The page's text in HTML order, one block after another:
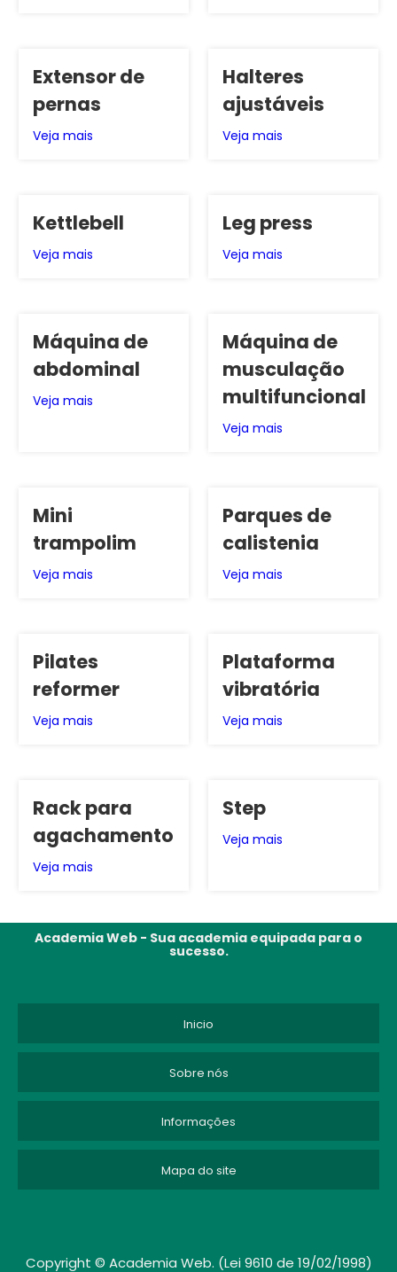
Extensor de
pernas
Veja mais
Halteres
ajustáveis
Veja mais
Kettlebell
Veja mais
Leg press
Veja mais
Máquina de
abdominal
Veja mais
Máquina de
musculação
multifuncional
Veja mais
Mini
trampolim
Veja mais
Parques de
calistenia
Veja mais
Pilates
reformer
Veja mais
Plataforma
vibratória
Veja mais
Rack para
agachamento
Veja mais
Step
Veja mais
Academia Web - Sua academia equipada para o
sucesso.
Inicio
Sobre nós
Informações
Mapa do site
Copyright © Academia Web. (Lei 9610 de 19/02/1998)